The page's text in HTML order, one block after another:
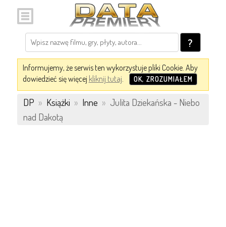
?
Informujemy, że serwis ten wykorzystuje pliki Cookie. Aby
dowiedzieć się więcej kliknij tutaj. OK, ZROZUMIAŁEM
DP » Książki » Inne » Julita Dziekańska - Niebo
nad Dakotą